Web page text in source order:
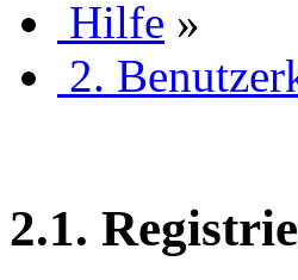
Hilfe »
2.
2.1.